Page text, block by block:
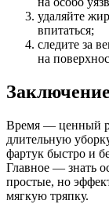
удаляйте
впитаться;
следите за
на
Заключение
Время — ценный
длительную
фартук быстро и
Главное — знать
простые, но
мягкую тряпку.